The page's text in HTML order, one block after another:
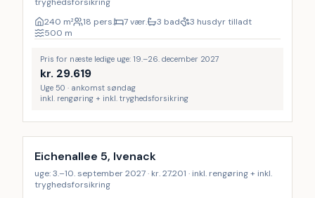
240 m² 18 pers. 7 vær. 3 bad
3 husdyr tilladt
500 m
Pris for næste ledige uge: 19.–26. december 2027
kr. 29.619
Uge 50 · ankomst søndag
inkl. rengøring + inkl. tryghedsforsikring
Inkl. rengøring
Eichenallee 5, Ivenack
uge: 3.–10. september 2027 · kr. 27.201 · inkl. rengøring + inkl.
tryghedsforsikring